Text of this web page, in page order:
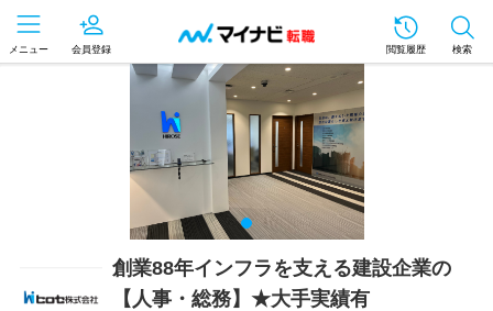
メニュー 会員登録 閲覧履歴 検索
創業88年インフラを支える建設企業の
【人事・総務】★大手実績有